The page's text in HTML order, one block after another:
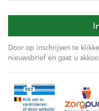
Door op inschrijven te
nieuwsbrief en gaat u